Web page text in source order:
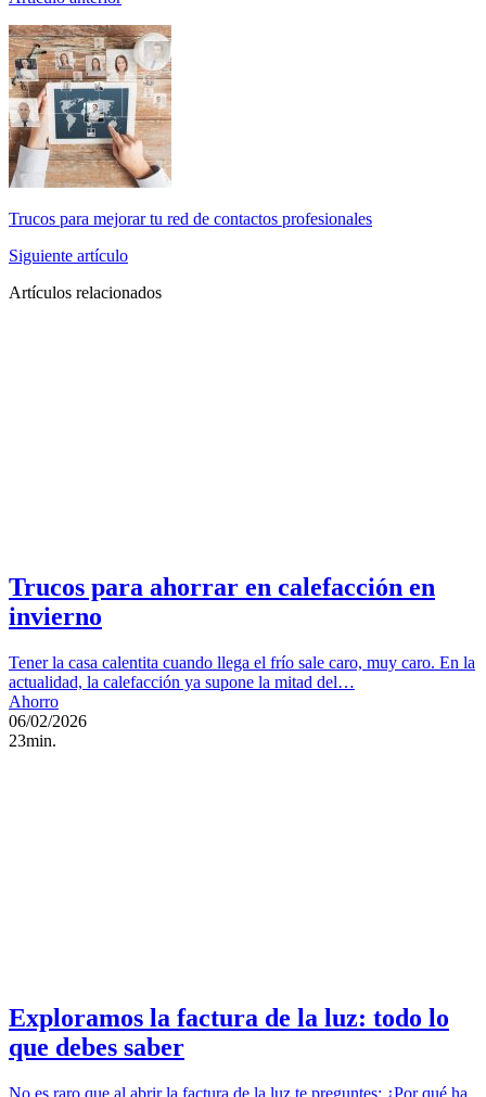
Trucos para mejorar tu red de contactos profesionales
Siguiente artículo
Artículos relacionados
Trucos para ahorrar en calefacción en
invierno
Tener la casa calentita cuando llega el frío sale caro, muy caro. En la
actualidad, la calefacción ya supone la mitad del…
Ahorro
06/02/2026
23min.
Exploramos la factura de la luz: todo lo
que debes saber
No es raro que al abrir la factura de la luz te preguntes: ¿Por qué ha